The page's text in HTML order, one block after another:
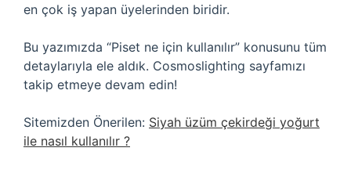
en çok iş yapan üyelerinden biridir.
Bu yazımızda “Piset ne için kullanılır” konusunu tüm
detaylarıyla ele aldık. Cosmoslighting sayfamızı
takip etmeye devam edin!
Sitemizden Önerilen: Siyah üzüm çekirdeği yoğurt
ile nasıl kullanılır ?